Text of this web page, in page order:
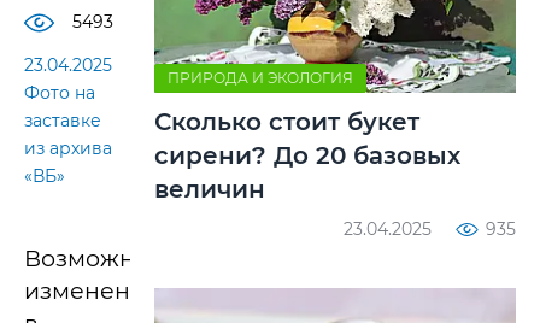
5493
23.04.2025
Фото на
заставке
из архива
«ВБ»
Возможны
изменения
ПРИРОДА И ЭКОЛОГИЯ
Сколько стоит букет
сирени? До 20 базовых
величин
23.04.2025 935